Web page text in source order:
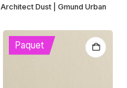
Architect Dust | Gmund Urban
Paquet